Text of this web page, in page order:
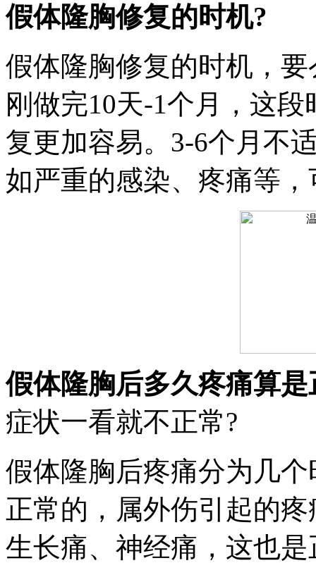
假体隆胸修复的时机?
假体隆胸修复的时机，
刚做完10天-1个月，这
复更加容易。3-6个月不
如严重的感染、疼痛等
假体隆胸后多久疼痛算是
症状一看就不正常?
假体隆胸后疼痛分为几
正常的，属外伤引起的
生长痛、神经痛，这也